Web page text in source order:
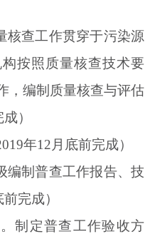
核查工作贯穿于污染源
按照质量核查技术要
，编制质量核查与评估
）
年12月底前完成）
编制普查工作报告、技
完成）
制定普查工作验收方